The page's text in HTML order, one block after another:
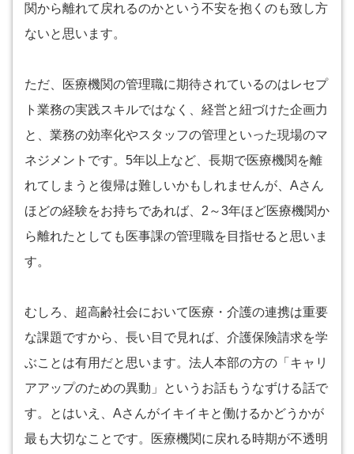
関から離れて戻れるのかという不安を抱くのも致し方
ないと思います。
ただ、医療機関の管理職に期待されているのはレセプ
ト業務の実践スキルではなく、経営と紐づけた企画力
と、業務の効率化やスタッフの管理といった現場のマ
ネジメントです。5年以上など、長期で医療機関を離
れてしまうと復帰は難しいかもしれませんが、Aさん
ほどの経験をお持ちであれば、2～3年ほど医療機関か
ら離れたとしても医事課の管理職を目指せると思いま
す。
むしろ、超高齢社会において医療・介護の連携は重要
な課題ですから、長い目で見れば、介護保険請求を学
ぶことは有用だと思います。法人本部の方の「キャリ
アアップのための異動」というお話もうなずける話で
す。とはいえ、Aさんがイキイキと働けるかどうかが
最も大切なことです。医療機関に戻れる時期が不透明